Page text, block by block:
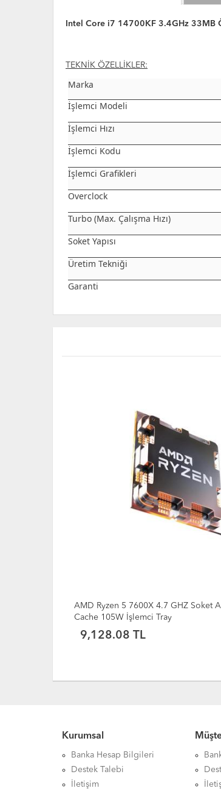
Intel Core i7 14700KF 3.4GHz 33MB
TEKNİK ÖZELLİKLER:
Marka
İşlemci Modeli
İşlemci Hızı
İşlemci Kodu
İşlemci Grafikleri
Overclock
Turbo (Max. Çalışma Hızı)
Soket Yapısı
Üretim Tekniği
Garanti
AMD Ryzen 5 5600GT 3.6
Cache 65 W İşlemci MPK +
9,244.45 TL
Kurumsal
Banka Hesap Bilgileri
Destek Talebi
İletişim